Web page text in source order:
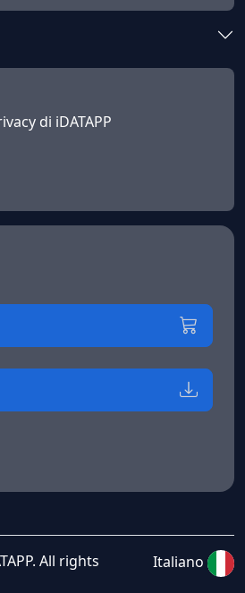
di iDATAPP
All rights
Italiano